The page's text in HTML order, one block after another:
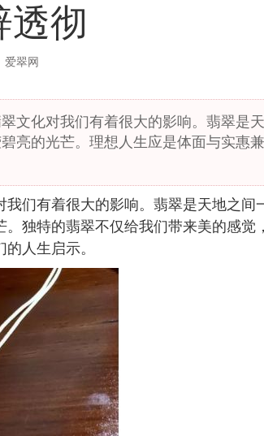
透彻
爱翠网
化对我们有着很大的影响。翡翠是天
亮的光芒。理想人生应是体面与实惠兼
们有着很大的影响。翡翠是天地之间
独特的翡翠不仅给我们带来美的感觉
人生启示。